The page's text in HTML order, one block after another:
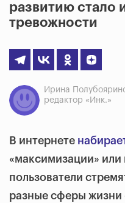
развитию стало
тревожности
Ирина
редактор «Инк.»
В интернете
«максимизации»
пользователи
разные сферы жизни